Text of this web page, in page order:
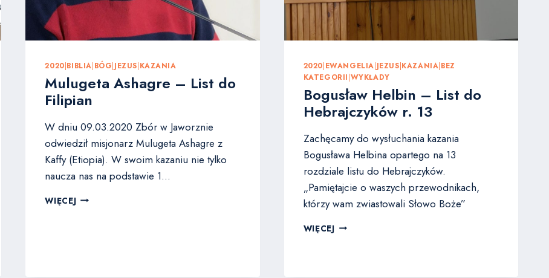
2020|BIBLIA|BÓG|JEZUS|KAZANIA
Mulugeta Ashagre – List do
Filipian
W dniu 09.03.2020 Zbór w Jaworznie
odwiedził misjonarz Mulugeta Ashagre z
Kaffy (Etiopia). W swoim kazaniu nie tylko
naucza nas na podstawie 1…
WIĘCEJMULUGETA
2020|EWANGELIA|JEZUS|KAZANIA|BEZ
KATEGORII|WYKŁADY
Bogusław Helbin – List do
Hebrajczyków r. 13
Zachęcamy do wysłuchania kazania
Bogusława Helbina opartego na 13
rozdziale listu do Hebrajczyków.
„Pamiętajcie o waszych przewodnikach,
którzy wam zwiastowali Słowo Boże”
WIĘCEJBOGUSŁAW